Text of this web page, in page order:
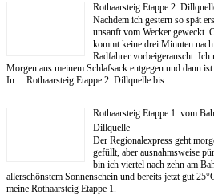
Rothaarsteig Etappe 2:
Nachdem ich gestern so spät
unsanft vom Wecker geweckt.
kommt keine drei Minuten
Radfahrer vorbeigerauscht.
Morgen aus meinem Schlafsack entgegen und dann
In… Rothaarsteig Etappe 2: Dillquelle bis …
Rothaarsteig Etappe 1: vom
Dillquelle
Der Regionalexpress geht
gefüllt, aber ausnahmsweise
bin ich viertel nach zehn am
allerschönstem Sonnenschein und bereits jetzt gut
meine Rothaarsteig Etappe 1.